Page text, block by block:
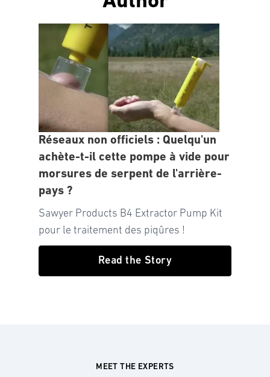
Réseaux non officiels : Quelqu'un
achète-t-il cette pompe à vide pour
morsures de serpent de l'arrière-
pays ?
Sawyer Products B4 Extractor Pump Kit
pour le traitement des piqûres !
Read the Story
MEET THE EXPERTS